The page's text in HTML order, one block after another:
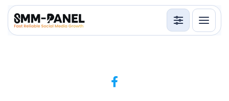
Kullanım Şartları